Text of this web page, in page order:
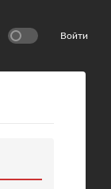
Войти